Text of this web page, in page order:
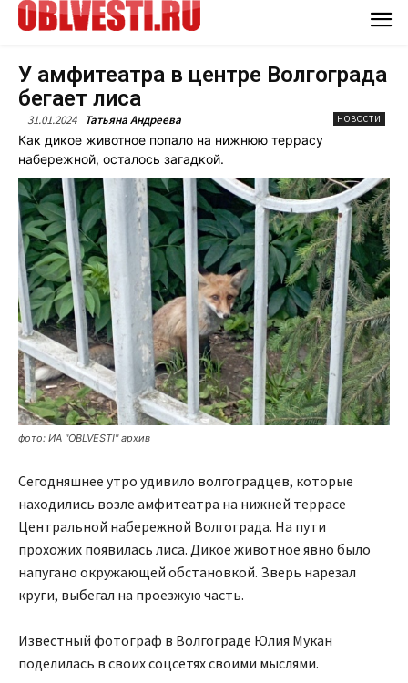
У амфитеатра в центре Волгограда
бегает лиса
31.01.2024 Татьяна Андреева НОВОСТИ
Как дикое животное попало на нижнюю террасу
набережной, осталось загадкой.
фото: ИА "OBLVESTI" архив
Сегодняшнее утро удивило волгоградцев, которые
находились возле амфитеатра на нижней террасе
Центральной набережной Волгограда. На пути
прохожих появилась лиса. Дикое животное явно было
напугано окружающей обстановкой. Зверь нарезал
круги, выбегал на проезжую часть.
Известный фотограф в Волгограде Юлия Мукан
поделилась в своих соцсетях своими мыслями.